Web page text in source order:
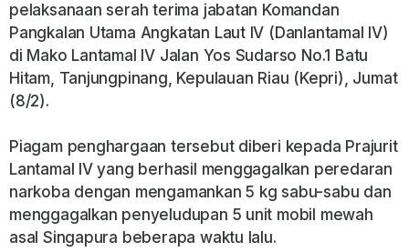
pelaksanaan serah terima jabatan Komandan
Pangkalan Utama Angkatan Laut IV (Danlantamal IV)
di Mako Lantamal IV Jalan Yos Sudarso No.1 Batu
Hitam, Tanjungpinang, Kepulauan Riau (Kepri), Jumat
(8/2).
Piagam penghargaan tersebut diberi kepada Prajurit
Lantamal IV yang berhasil menggagalkan peredaran
narkoba dengan mengamankan 5 kg sabu-sabu dan
menggagalkan penyeludupan 5 unit mobil mewah
asal Singapura beberapa waktu lalu.